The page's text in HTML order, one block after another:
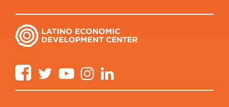
FacebookTwitter YouTube Instagram